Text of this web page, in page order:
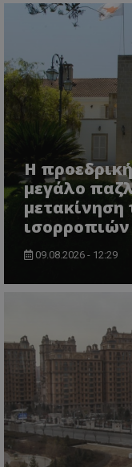
Η
μεγάλο
ισορροπιών
09.08.2026 - 12:29